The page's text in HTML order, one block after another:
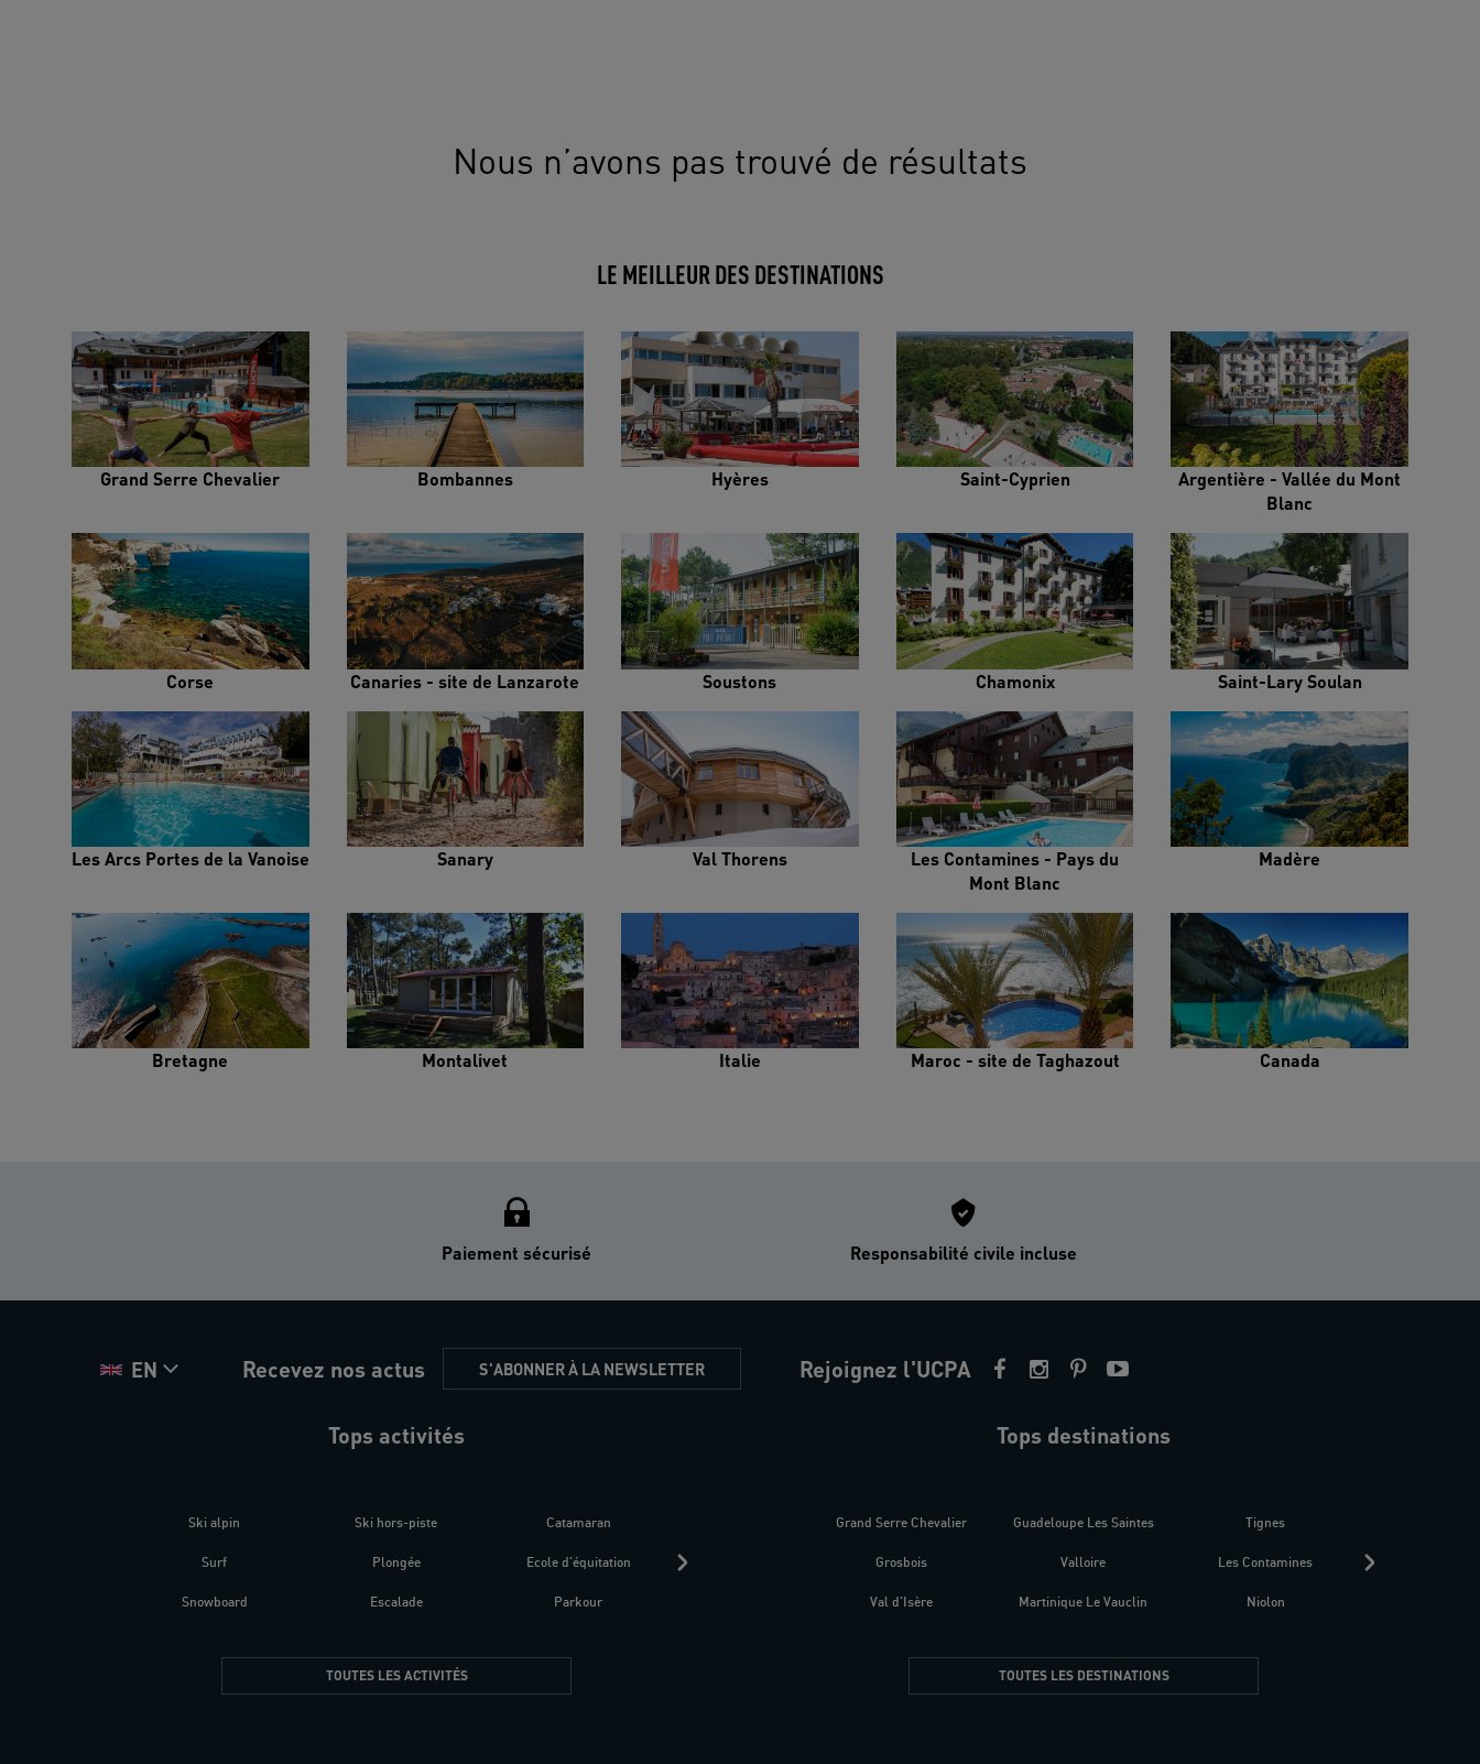
Nous n’avons pas trouvé de résultats
LE MEILLEUR DES DESTINATIONS
Grand Serre Chevalier Bombannes Hyères Saint-Cyprien
Argentière - Vallée du Mont
Blanc
Corse Canaries - site de Lanzarote Soustons Chamonix Saint-Lary Soulan
Les Arcs Portes de la Vanoise Sanary Val Thorens
Les Contamines - Pays du
Mont Blanc
Madère
Bretagne Montalivet Italie Maroc - site de Taghazout Canada
Paiement sécurisé Responsabilité civile incluse
EN Recevez nos actus S'ABONNER À LA NEWSLETTER Rejoignez l'UCPA
Tops activités
Ski alpin
Surf
Snowboard
Ski hors-piste
Plongée
Escalade
Catamaran
Ecole d'équitation
Parkour
Trek-Randonnée pédestre
Parapente
Plongée
TOUTES LES ACTIVITÉS
Tops destinations
Grand Serre Chevalier
Grosbois
Val d'Isère
Guadeloupe Les Saintes
Valloire
Martinique Le Vauclin
Tignes
Les Contamines
Niolon
TOUTES LES DESTINATIONS